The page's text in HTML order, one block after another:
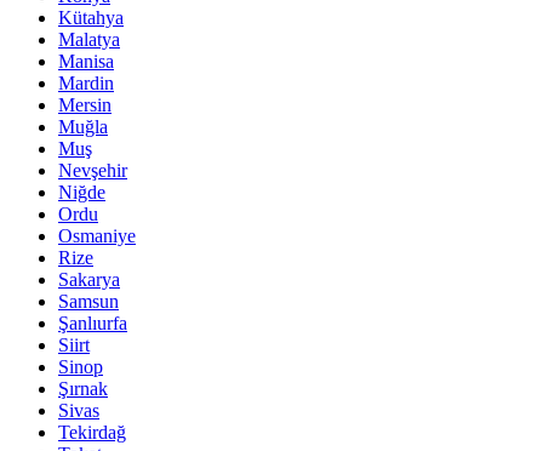
Kütahya
Malatya
Manisa
Mardin
Mersin
Muğla
Muş
Nevşehir
Niğde
Ordu
Osmaniye
Rize
Sakarya
Samsun
Şanlıurfa
Siirt
Sinop
Şırnak
Sivas
Tekirdağ